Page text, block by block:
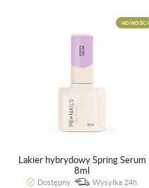
NOWOŚCI
Lakier hybrydowy Spring Serum
8ml
Dostępny
Wysyłka 24h